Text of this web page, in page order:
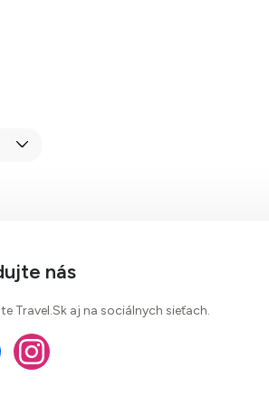
nás
Travel.Sk aj na sociálnych sieťach.